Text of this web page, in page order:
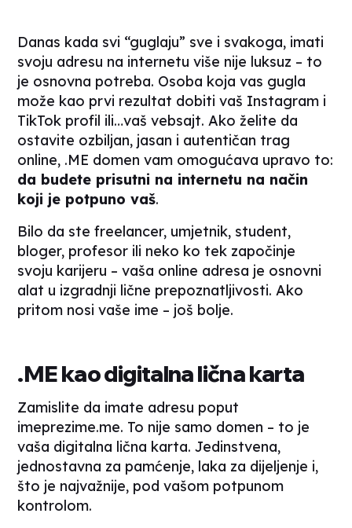
Danas kada svi “guglaju” sve i svakoga, imati
svoju adresu na internetu više nije luksuz – to
je osnovna potreba. Osoba koja vas gugla
može kao prvi rezultat dobiti vaš Instagram i
TikTok profil ili…vaš vebsajt. Ako želite da
ostavite ozbiljan, jasan i autentičan trag
online, .ME domen vam omogućava upravo to:
da budete prisutni na internetu na način
koji je potpuno vaš.
Bilo da stefreelancer, umjetnik, student,
bloger, profesor ili neko ko tek započinje
svoju karijeru – vaša online adresa je osnovni
alat u izgradnji lične prepoznatljivosti. Ako
pritom nosi vaše ime – još bolje.
.ME kao digitalna lična karta
Zamislite da imate adresu poput
imeprezime.me. To nije samo domen – to je
vaša digitalna lična karta. Jedinstvena,
jednostavna za pamćenje, laka za dijeljenje i,
što je najvažnije, pod vašom potpunom
kontrolom.